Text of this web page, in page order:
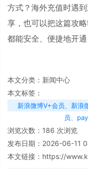
方式？海外充值时遇
享，也可以把这篇攻
都能安全、便捷地开
本文分类： 新闻中心
本文标签：
新浪微博V+会员、新浪
员、
浏览次数： 186 次浏览
发布日期：2026-06-11
本文链接： https://